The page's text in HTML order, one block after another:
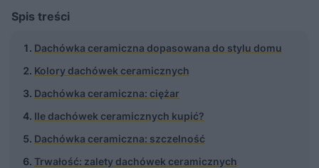
Spis treści
Dachówka ceramiczna dopasowana do stylu domu
Kolory dachówek ceramicznych
Dachówka ceramiczna: ciężar
Ile dachówek ceramicznych kupić?
Dachówka ceramiczna: szczelność
Trwałość: zalety dachówek ceramicznych